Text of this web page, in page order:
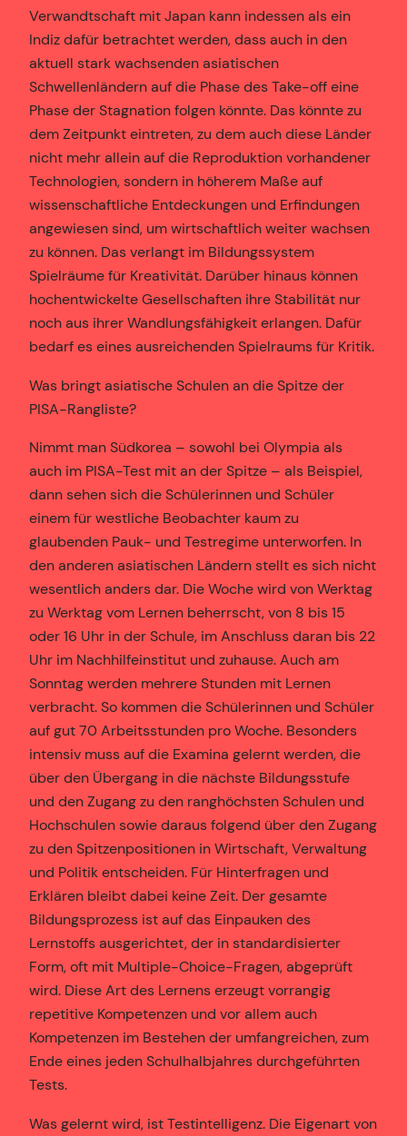
Verwandtschaft mit Japan kann indessen als ein
Indiz dafür betrachtet werden, dass auch in den
aktuell stark wachsenden asiatischen
Schwellenländern auf die Phase des Take-off eine
Phase der Stagnation folgen könnte. Das könnte zu
dem Zeitpunkt eintreten, zu dem auch diese Länder
nicht mehr allein auf die Reproduktion vorhandener
Technologien, sondern in höherem Maße auf
wissenschaftliche Entdeckungen und Erfindungen
angewiesen sind, um wirtschaftlich weiter wachsen
zu können. Das verlangt im Bildungssystem
Spielräume für Kreativität. Darüber hinaus können
hochentwickelte Gesellschaften ihre Stabilität nur
noch aus ihrer Wandlungsfähigkeit erlangen. Dafür
bedarf es eines ausreichenden Spielraums für Kritik.
Was bringt asiatische Schulen an die Spitze der
PISA-Rangliste?
Nimmt man Südkorea – sowohl bei Olympia als
auch im PISA-Test mit an der Spitze – als Beispiel,
dann sehen sich die Schülerinnen und Schüler
einem für westliche Beobachter kaum zu
glaubenden Pauk- und Testregime unterworfen. In
den anderen asiatischen Ländern stellt es sich nicht
wesentlich anders dar. Die Woche wird von Werktag
zu Werktag vom Lernen beherrscht, von 8 bis 15
oder 16 Uhr in der Schule, im Anschluss daran bis 22
Uhr im Nachhilfeinstitut und zuhause. Auch am
Sonntag werden mehrere Stunden mit Lernen
verbracht. So kommen die Schülerinnen und Schüler
auf gut 70 Arbeitsstunden pro Woche. Besonders
intensiv muss auf die Examina gelernt werden, die
über den Übergang in die nächste Bildungsstufe
und den Zugang zu den ranghöchsten Schulen und
Hochschulen sowie daraus folgend über den Zugang
zu den Spitzenpositionen in Wirtschaft, Verwaltung
und Politik entscheiden. Für Hinterfragen und
Erklären bleibt dabei keine Zeit. Der gesamte
Bildungsprozess ist auf das Einpauken des
Lernstoffs ausgerichtet, der in standardisierter
Form, oft mit Multiple-Choice-Fragen, abgeprüft
wird. Diese Art des Lernens erzeugt vorrangig
repetitive Kompetenzen und vor allem auch
Kompetenzen im Bestehen der umfangreichen, zum
Ende eines jeden Schulhalbjahres durchgeführten
Tests.
Was gelernt wird, ist Testintelligenz. Die Eigenart von